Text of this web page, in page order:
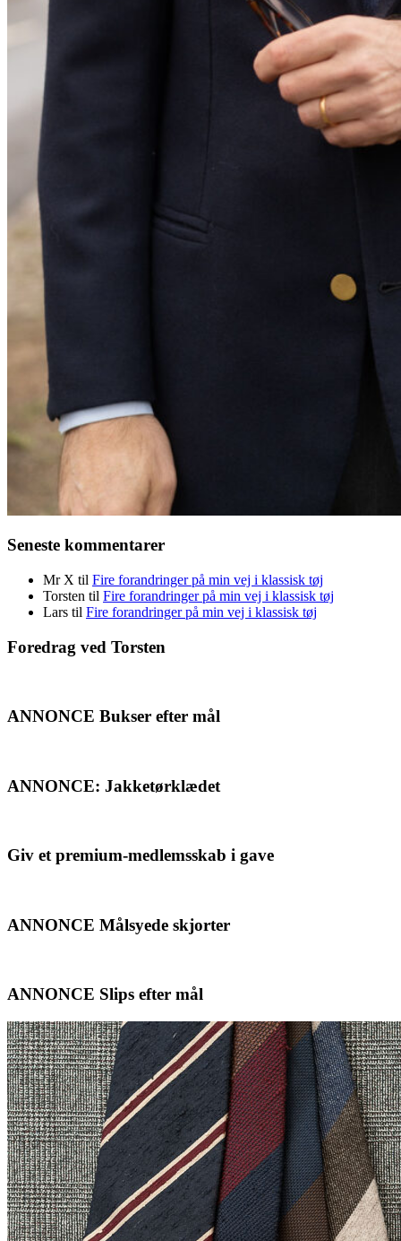
Seneste kommentarer
Mr X til Fire forandringer på min vej i klassisk tøj
Torsten til Fire forandringer på min vej i klassisk tøj
Lars til Fire forandringer på min vej i klassisk tøj
Foredrag ved Torsten
ANNONCE Bukser efter mål
ANNONCE: Jakketørklædet
Giv et premium-medlemsskab i gave
ANNONCE Målsyede skjorter
ANNONCE Slips efter mål